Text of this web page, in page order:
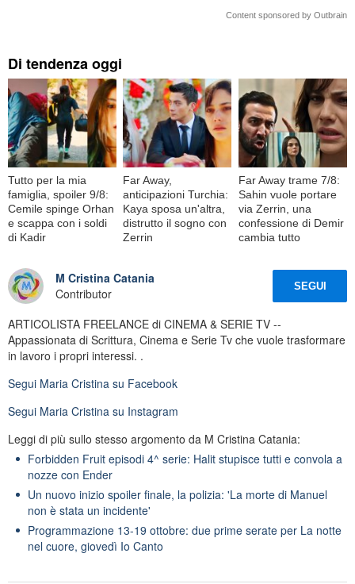
Content sponsored by Outbrain
Di tendenza oggi
Tutto per la mia
famiglia, spoiler 9/8:
Cemile spinge Orhan
e scappa con i soldi
di Kadir
Far Away,
anticipazioni Turchia:
Kaya sposa un'altra,
distrutto il sogno con
Zerrin
Far Away trame 7/8:
Sahin vuole portare
via Zerrin, una
confessione di Demir
cambia tutto
M Cristina Catania
Contributor
SEGUI
ARTICOLISTA FREELANCE di CINEMA & SERIE TV --
Appassionata di Scrittura, Cinema e Serie Tv che vuole trasformare
in lavoro i propri interessi. .
Segui Maria Cristina su Facebook
Segui Maria Cristina su Instagram
Leggi di più sullo stesso argomento da M Cristina Catania:
Forbidden Fruit episodi 4^ serie: Halit stupisce tutti e convola a
nozze con Ender
Un nuovo inizio spoiler finale, la polizia: 'La morte di Manuel
non è stata un incidente'
Programmazione 13-19 ottobre: due prime serate per La notte
nel cuore, giovedì Io Canto